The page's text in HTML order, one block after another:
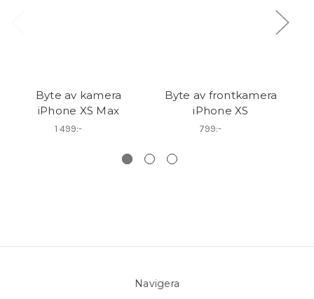
Byte av kamera
iPhone XS Max
1 499:-
Byte av frontkamera
iPhone XS
799:-
Navigera